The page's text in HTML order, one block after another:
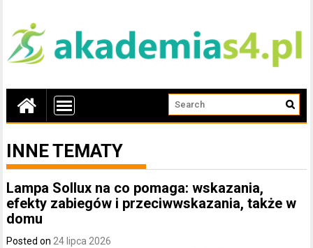
INNE TEMATY
Lampa Sollux na co pomaga: wskazania,
efekty zabiegów i przeciwwskazania, także w
domu
Posted on24 lipca 2026